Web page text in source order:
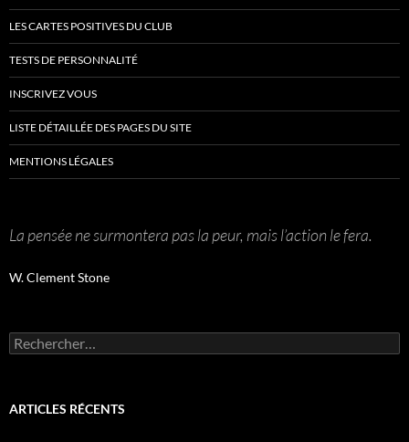
LES CARTES POSITIVES DU CLUB
TESTS DE PERSONNALITÉ
INSCRIVEZ VOUS
LISTE DÉTAILLÉE DES PAGES DU SITE
MENTIONS LÉGALES
La pensée ne surmontera pas la peur, mais l’action le fera.
W. Clement Stone
Rechercher :
ARTICLES RÉCENTS